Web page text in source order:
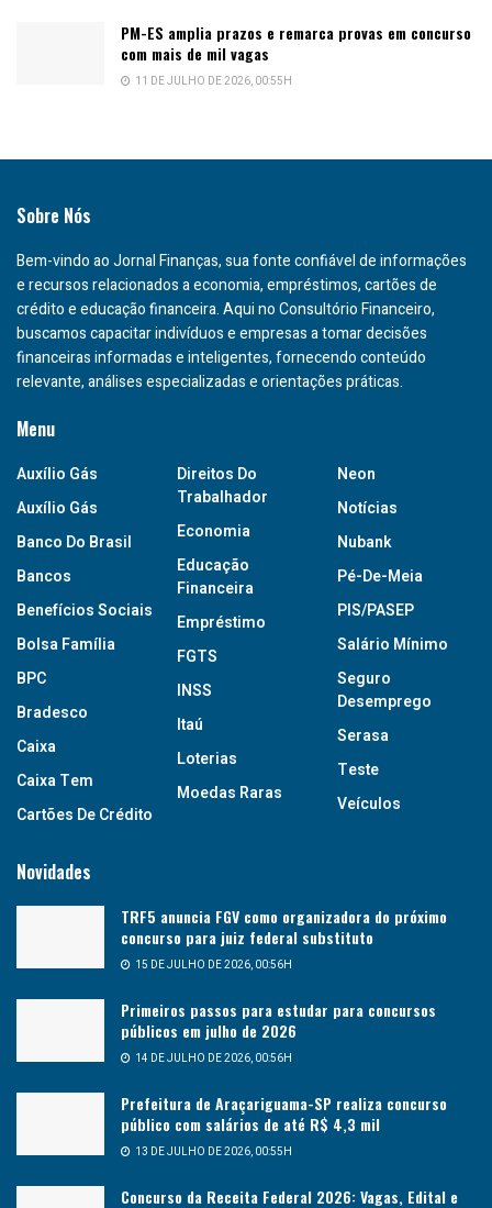
PM-ES amplia prazos e remarca provas em concurso
com mais de mil vagas
11 DE JULHO DE 2026, 00:55H
Sobre Nós
Bem-vindo ao Jornal Finanças, sua fonte confiável de informações
e recursos relacionados a economia, empréstimos, cartões de
crédito e educação financeira. Aqui no Consultório Financeiro,
buscamos capacitar indivíduos e empresas a tomar decisões
financeiras informadas e inteligentes, fornecendo conteúdo
relevante, análises especializadas e orientações práticas.
Menu
Auxílio Gás
Auxílio Gás
Banco Do Brasil
Bancos
Benefícios Sociais
Bolsa Família
BPC
Bradesco
Caixa
Caixa Tem
Cartões De Crédito
Direitos Do
Trabalhador
Economia
Educação
Financeira
Empréstimo
FGTS
INSS
Itaú
Loterias
Moedas Raras
Neon
Notícias
Nubank
Pé-De-Meia
PIS/PASEP
Salário Mínimo
Seguro
Desemprego
Serasa
Teste
Veículos
Novidades
TRF5 anuncia FGV como organizadora do próximo
concurso para juiz federal substituto
15 DE JULHO DE 2026, 00:56H
Primeiros passos para estudar para concursos
públicos em julho de 2026
14 DE JULHO DE 2026, 00:56H
Prefeitura de Araçariguama-SP realiza concurso
público com salários de até R$ 4,3 mil
13 DE JULHO DE 2026, 00:55H
Concurso da Receita Federal 2026: Vagas, Edital e